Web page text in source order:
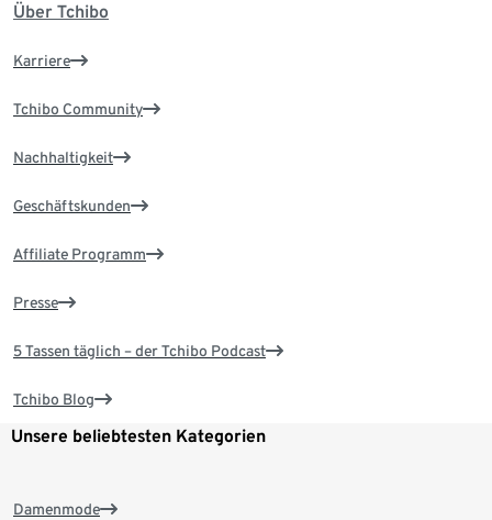
Über Tchibo
Karriere
Tchibo Community
Nachhaltigkeit
Geschäftskunden
Affiliate Programm
Presse
5 Tassen täglich – der Tchibo Podcast
Tchibo Blog
Unsere beliebtesten Kategorien
Damenmode